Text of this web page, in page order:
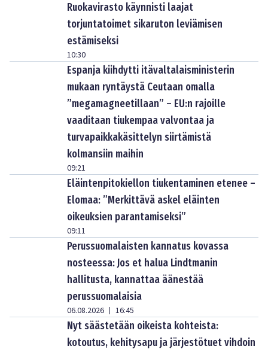
Ruokavirasto käynnisti laajat
torjuntatoimet sikaruton leviämisen
estämiseksi
10:30
Espanja kiihdytti itävaltalaisministerin
mukaan ryntäystä Ceutaan omalla
”megamagneetillaan” – EU:n rajoille
vaaditaan tiukempaa valvontaa ja
turvapaikkakäsittelyn siirtämistä
kolmansiin maihin
09:21
Eläintenpitokiellon tiukentaminen etenee –
Elomaa: ”Merkittävä askel eläinten
oikeuksien parantamiseksi”
09:11
Perussuomalaisten kannatus kovassa
nosteessa: Jos et halua Lindtmanin
hallitusta, kannattaa äänestää
perussuomalaisia
06.08.2026 | 16:45
Nyt säästetään oikeista kohteista:
kotoutus, kehitysapu ja järjestötuet vihdoin